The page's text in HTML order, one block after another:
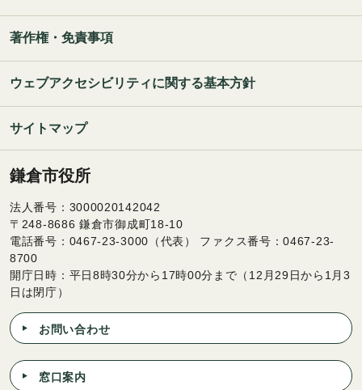
著作権・免責事項
ウェブアクセシビリティに関する基本方針
サイトマップ
鎌倉市役所
法人番号：3000020142042
〒248-8686 鎌倉市御成町18-10
電話番号：0467-23-3000（代表） ファクス番号：0467-23-
8700
開庁日時：平日8時30分から17時00分まで（12月29日から1月3
日は閉庁）
お問い合わせ
窓口案内